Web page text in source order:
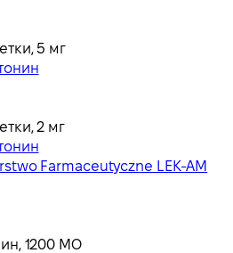
5 мг
2 мг
Farmaceutyczne LEK-AM
1200 МО